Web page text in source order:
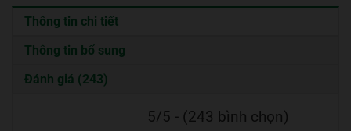
Thông tin chi tiết
Thông tin bổ sung
Đánh giá (243)
5/5 - (243 bình chọn)